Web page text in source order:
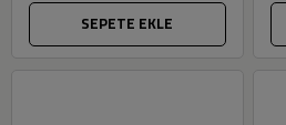
SEPETE EKLE